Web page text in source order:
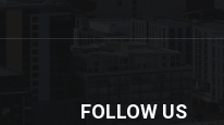
FOLLOW US